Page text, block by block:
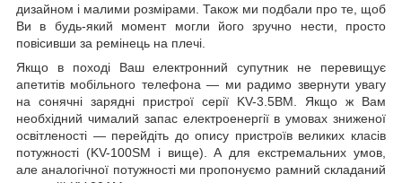
дизайном і малими розмірами. Також ми подбали про те, щоб
Ви в будь-який момент могли його зручно нести, просто
повісивши за ремінець на плечі.
Якщо в поході Ваш електронний супутник не перевищує
апетитів мобільного телефона — ми радимо звернути увагу
на сонячні зарядні пристрої серії KV-3.5ВМ. Якщо ж Вам
необхідний чималий запас електроенергії в умовах зниженої
освітленості — перейдіть до опису пристроїв великих класів
потужності (KV-100SM і вище). А для екстремальних умов,
але аналогічної потужності ми пропонуємо рамний складаний